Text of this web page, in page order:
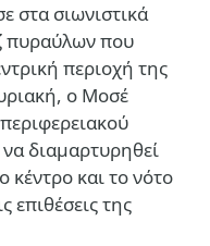
στα σιωνιστικά
πυραύλων που
περιοχή της
ο Μοσέ
διαμαρτυρηθεί
κέντρο και το νότο
επιθέσεις της